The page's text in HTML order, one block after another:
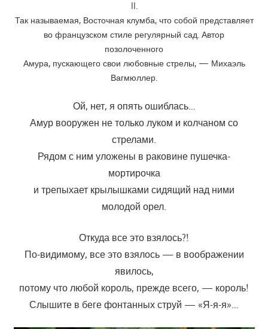
II.
Так называемая, Восточная клумба, что собой представляет
во французском стиле регулярный сад. Автор
позолоченного
Амура, пускающего свои любовные стрелы, — Михаэль
Вагмюллер.
Ой, нет, я опять ошиблась…
Амур вооружен не только луком и колчаном со
стрелами.
Рядом с ним уложены в раковине пушечка-
мортирочка
и трепыхает крылышками сидящий над ними
молодой орел.
Откуда все это взялось?!
По-видимому, все это взялось — в воображении
явилось,
потому что любой король, прежде всего, — король!
Слышите в беге фонтанных струй — «Я-я-я»…